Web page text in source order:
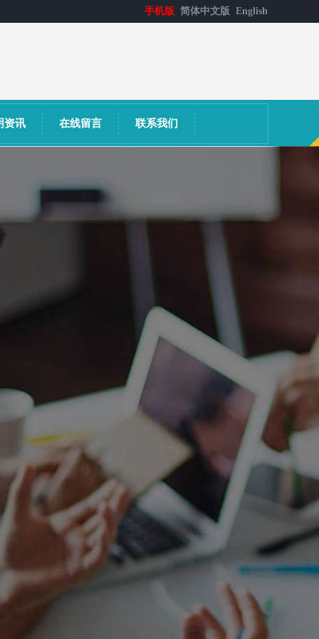
手机版 简体中文版 English
资讯 在线留言 联系我们